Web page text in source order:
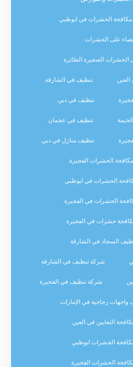
الحشرات في ابوظبي
على الحشرات
الحشرات الصغيرة الطائرة
تنظيف في الشارقة
تنظيف في دبي
تنظيف في عجمان
تنظيف منازل في دبي
الحشرات الفجيرة
الحشرات في ابوظبي
الحشرات في الفجيرة
حشرات في الفجيرة
السجاد في الشارقة
شركة تنظيف في الشارقة
شركة تنظيف في الفجيرة
زجاجية في الإمارات
الثعابين في العين
الحشرات ابوظبي
الحشرات الفجيرة